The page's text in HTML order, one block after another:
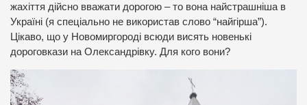
жахіття дійсно вважати дорогою – то вона найстрашніша в
Україні (я спеціально не використав слово “найгірша”).
Цікаво, що у Новомиргороді всюди висять новенькі
дороговкази на Олександрівку. Для кого вони?